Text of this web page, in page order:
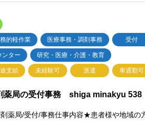
的軽作業 医療事務・調剤事務 受付
ンター 研究・医療・介護・教育
支給 未経験可 派遣 車通勤可
薬局の受付事務 shiga minakyu 538
薬局/受付/事務仕事内容★患者様や地域の